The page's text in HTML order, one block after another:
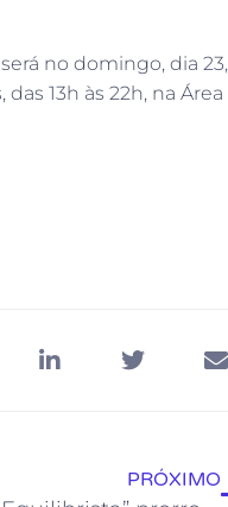
no domingo, dia 23,
13h às 22h, na Área
PRÓXIMO